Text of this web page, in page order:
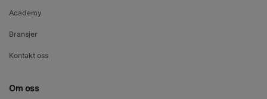
Academy
Bransjer
Kontakt oss
Om oss